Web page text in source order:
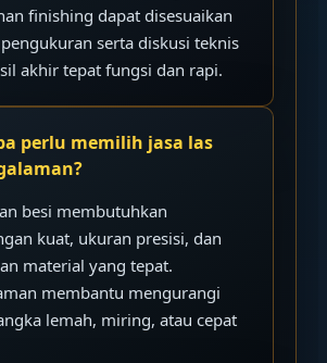
finishing dapat disesuaikan
serta diskusi teknis
akhir tepat fungsi dan rapi.
perlu memilih jasa las
besi membutuhkan
kuat, ukuran presisi, dan
material yang tepat.
membantu mengurangi
lemah, miring, atau cepat